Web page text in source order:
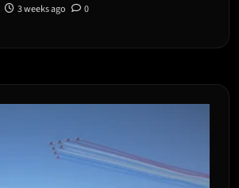
3 weeks ago 0